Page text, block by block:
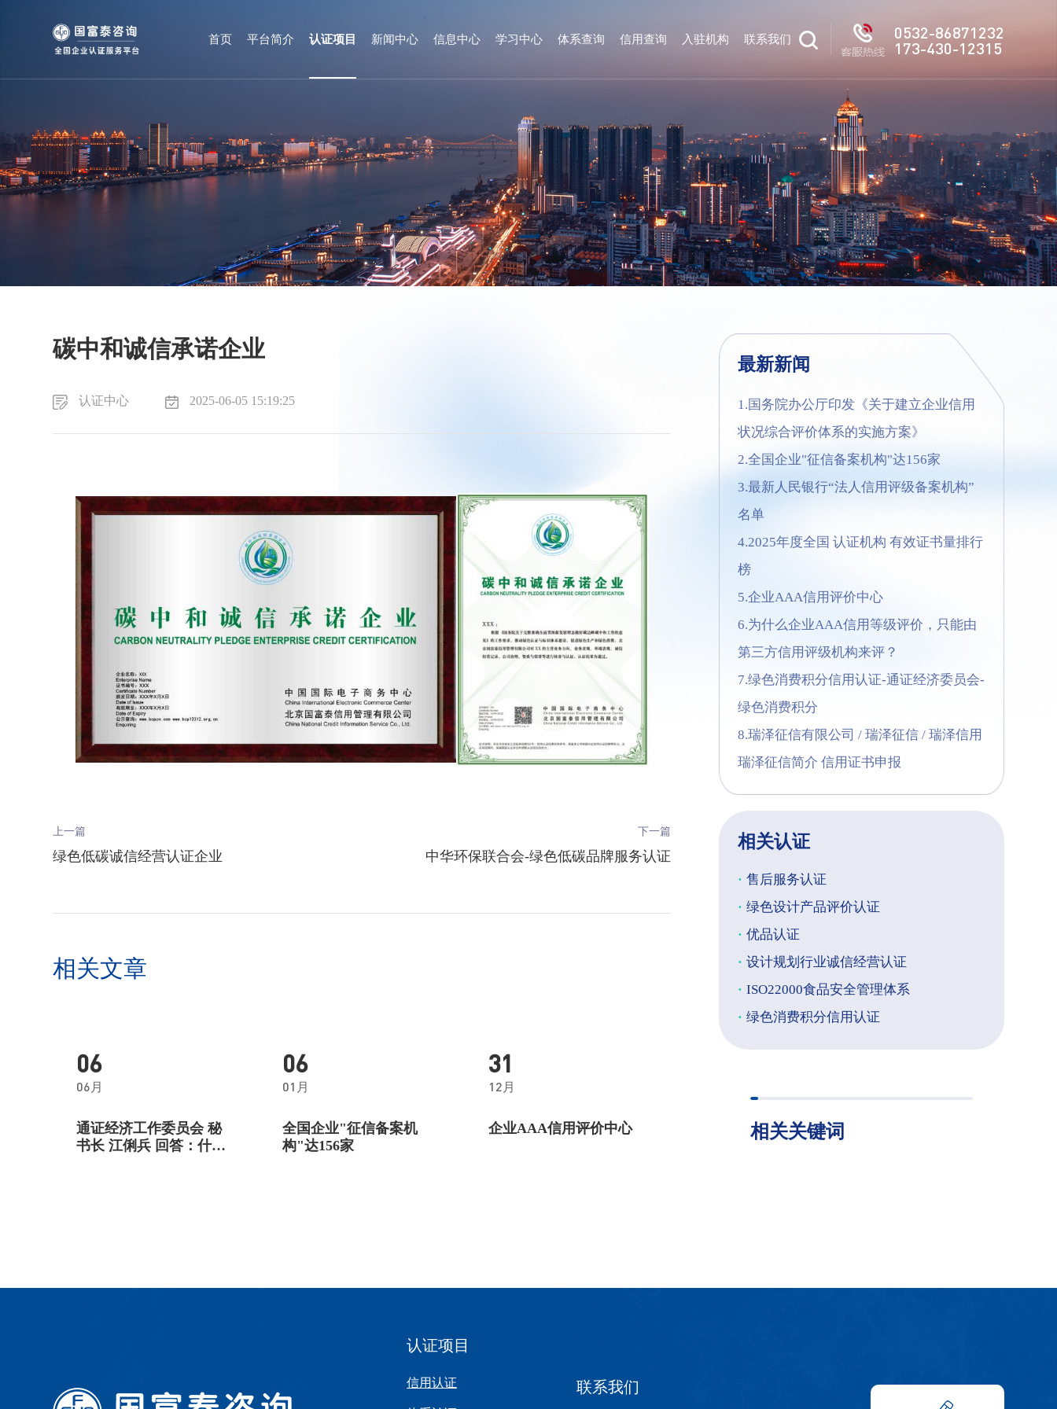
首页 平台简介 认证项目 新闻中心 信息中心 学习中心 体系查询 信用查询 入驻机构 联系我们
0532-86871232
173-430-12315
碳中和诚信承诺企业
认证中心 2025-06-05 15:19:25
上一篇
绿色低碳诚信经营认证企业
下一篇
中华环保联合会-绿色低碳品牌服务认证
相关文章
06
06月
通证经济工作委员会 秘
书长 江俐兵 回答：什么
06
01月
全国企业"征信备案机
构"达156家
31
12月
企业AAA信用评价中心
最新新闻
1.国务院办公厅印发《关于建立企业信用
状况综合评价体系的实施方案》
2.全国企业"征信备案机构"达156家
3.最新人民银行“法人信用评级备案机构”
名单
4.2025年度全国 认证机构 有效证书量排行
榜
5.企业AAA信用评价中心
6.为什么企业AAA信用等级评价，只能由
第三方信用评级机构来评？
7.绿色消费积分信用认证-通证经济委员会-
绿色消费积分
8.瑞泽征信有限公司 / 瑞泽征信 / 瑞泽信用
瑞泽征信简介 信用证书申报
相关认证
· 售后服务认证
· 绿色设计产品评价认证
· 优品认证
· 设计规划行业诚信经营认证
· ISO22000食品安全管理体系
· 绿色消费积分信用认证
相关关键词
认证项目
信用认证 联系我们